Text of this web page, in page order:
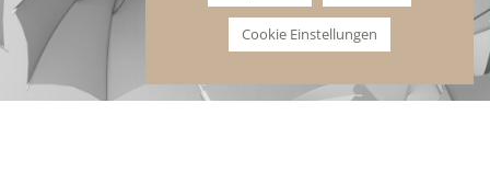
Cookie Einstellungen